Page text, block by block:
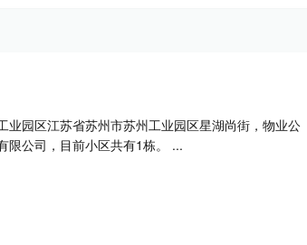
业园区江苏省苏州市苏州工业园区星湖尚街，物业公
限公司，目前小区共有1栋。 ...